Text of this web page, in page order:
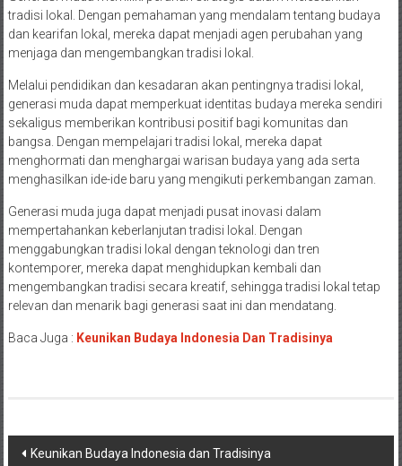
tradisi lokal. Dengan pemahaman yang mendalam tentang budaya
dan kearifan lokal, mereka dapat menjadi agen perubahan yang
menjaga dan mengembangkan tradisi lokal.
Melalui pendidikan dan kesadaran akan pentingnya tradisi lokal,
generasi muda dapat memperkuat identitas budaya mereka sendiri
sekaligus memberikan kontribusi positif bagi komunitas dan
bangsa. Dengan mempelajari tradisi lokal, mereka dapat
menghormati dan menghargai warisan budaya yang ada serta
menghasilkan ide-ide baru yang mengikuti perkembangan zaman.
Generasi muda juga dapat menjadi pusat inovasi dalam
mempertahankan keberlanjutan tradisi lokal. Dengan
menggabungkan tradisi lokal dengan teknologi dan tren
kontemporer, mereka dapat menghidupkan kembali dan
mengembangkan tradisi secara kreatif, sehingga tradisi lokal tetap
relevan dan menarik bagi generasi saat ini dan mendatang.
Baca Juga : Keunikan Budaya Indonesia Dan Tradisinya
Post
Keunikan Budaya Indonesia dan Tradisinya